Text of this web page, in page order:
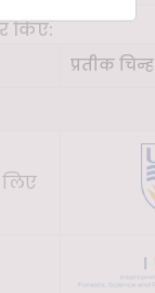
किए:
प्रतीक चिन्ह
लिए